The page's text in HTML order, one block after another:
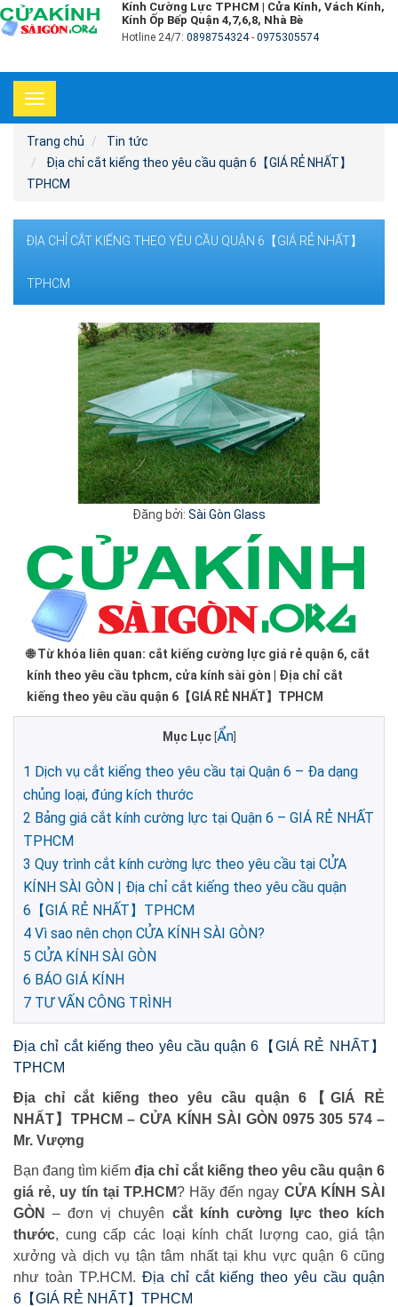
Kính Cường Lực TPHCM | Cửa Kính, Vách Kính,
Kính Ốp Bếp Quận 4,7,6,8, Nhà Bè
Hotline 24/7: 0898754324- 0975305574
Toggle
navigation
Trang chủ
Tin tức
Địa chỉ cắt kiếng theo yêu cầu quận 6【GIÁ RẺ NHẤT】
TPHCM
ĐỊA CHỈ CẮT KIẾNG THEO YÊU CẦU QUẬN 6【GIÁ RẺ NHẤT】
TPHCM
Đăng bởi: Sài Gòn Glass
🌐 Từ khóa liên quan: cắt kiếng cường lực giá rẻ quận 6, cắt
kính theo yêu cầu tphcm, cửa kính sài gòn | Địa chỉ cắt
kiếng theo yêu cầu quận 6【GIÁ RẺ NHẤT】TPHCM
Mục Lục Ẩn]
1 Dịch vụ cắt kiếng theo yêu cầu tại Quận 6 – Đa dạng
chủng loại, đúng kích thước
2 Bảng giá cắt kính cường lực tại Quận 6 – GIÁ RẺ NHẤT
TPHCM
3 Quy trình cắt kính cường lực theo yêu cầu tại CỬA
KÍNH SÀI GÒN | Địa chỉ cắt kiếng theo yêu cầu quận
6【GIÁ RẺ NHẤT】TPHCM
4 Vì sao nên chọn CỬA KÍNH SÀI GÒN?
5 CỬA KÍNH SÀI GÒN
6 BÁO GIÁ KÍNH
7 TƯ VẤN CÔNG TRÌNH
Địa chỉ cắt kiếng theo yêu cầu quận 6【GIÁ RẺ NHẤT】
TPHCM
Địa chỉ cắt kiếng theo yêu cầu quận 6【GIÁ RẺ
NHẤT】TPHCM – CỬA KÍNH SÀI GÒN 0975 305 574 –
Mr. Vượng
Bạn đang tìm kiếmđịa chỉ cắt kiếng theo yêu cầu quận 6
giá rẻ, uy tín tại TP.HCM? Hãy đến ngay CỬA KÍNH SÀI
GÒN
– đơn vị chuyên cắt kính cường lực theo kích
thước, cung cấp các loại kính chất lượng cao, giá tận
xưởng và dịch vụ tận tâm nhất tại khu vực quận 6 cũng
như toàn TP.HCM. Địa chỉ cắt kiếng theo yêu cầu quận
6【GIÁ RẺ NHẤT】TPHCM